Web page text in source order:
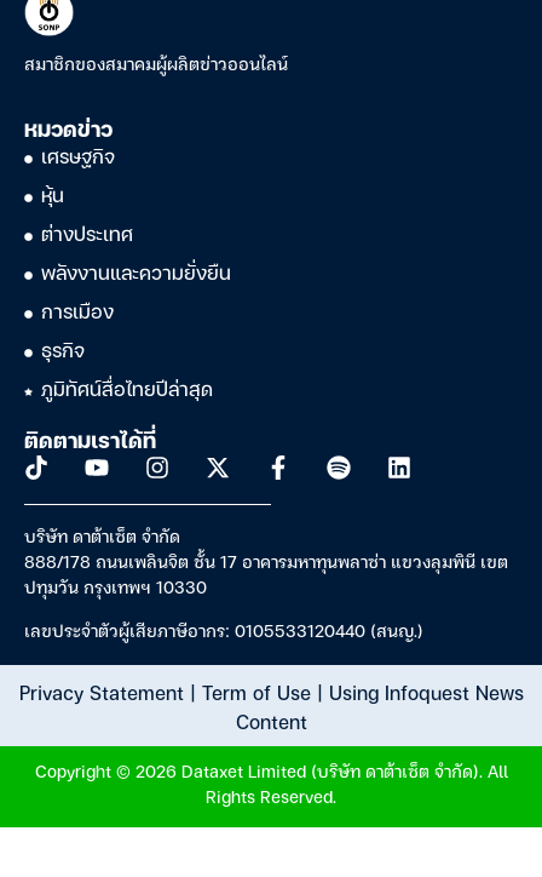
สมาชิกของสมาคมผู้ผลิตข่าวออนไลน์
หมวดข่าว
เศรษฐกิจ
หุ้น
ต่างประเทศ
พลังงานและความยั่งยืน
การเมือง
ธุรกิจ
ภูมิทัศน์สื่อไทยปีล่าสุด
ติดตามเราได้ที่
บริษัท ดาต้าเซ็ต จำกัด
888/178 ถนนเพลินจิต ชั้น 17 อาคารมหาทุนพลาซ่า แขวงลุมพินี เขต
ปทุมวัน กรุงเทพฯ 10330
เลขประจำตัวผู้เสียภาษีอากร: 0105533120440 (สนญ.)
Privacy Statement| Term of Use| Using Infoquest News
Content
Copyright © 2026 Dataxet Limited (บริษัท ดาต้าเซ็ต จำกัด). All
Rights Reserved.